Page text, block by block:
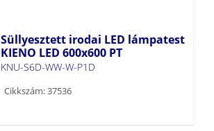
Süllyesztett irodai LED lámpatest
KIENO LED 600x600 PT
KNU-S6D-WW-W-P1D
Cikkszám: 37536